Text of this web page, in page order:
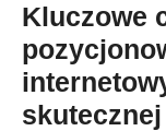
Kluczowe